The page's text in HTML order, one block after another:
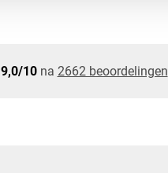
9,0/10na 2662 beoordelingen